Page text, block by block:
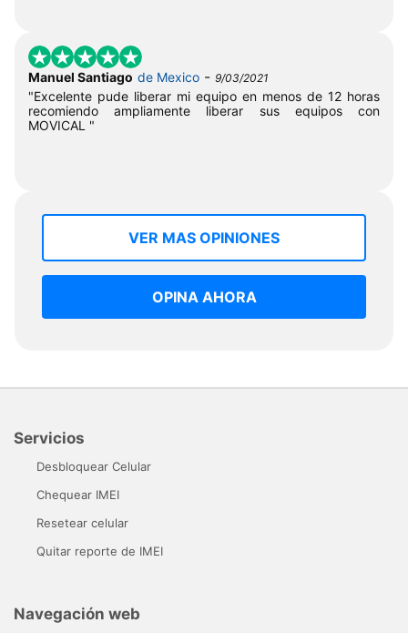
Manuel Santiago de Mexico - 9/03/2021
"Excelente pude liberar mi equipo en menos de 12 horas
recomiendo ampliamente liberar sus equipos con
MOVICAL "
VER MAS OPINIONES
OPINA AHORA
Servicios
Desbloquear Celular
Chequear IMEI
Resetear celular
Quitar reporte de IMEI
Navegación web